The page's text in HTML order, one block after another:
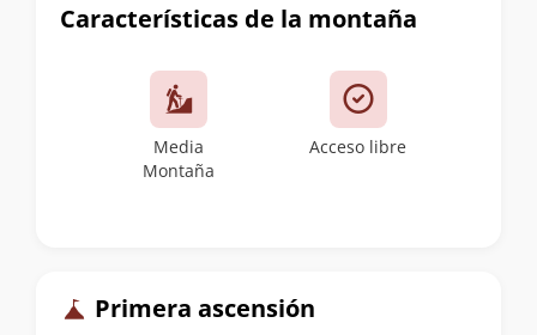
Características de la montaña
Media
Montaña
Acceso libre
Primera ascensión